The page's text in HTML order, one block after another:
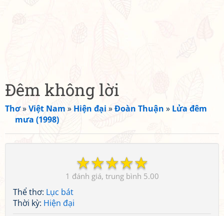
Đêm không lời
Thơ»Việt Nam » Hiện đại »Đoàn Thuận » Lửa đêm
mưa (1998)
☆
☆
☆
☆
☆
1 5.00
Thể thơ: Lục bát
Thời kỳ: Hiện đại